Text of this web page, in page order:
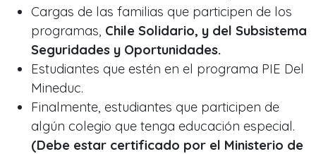
Cargas de las familias que participen de los
programas, Chile Solidario, y del Subsistema
Seguridades y Oportunidades.
Estudiantes que estén en el programa PIE Del
Mineduc.
Finalmente, estudiantes que participen de
algún colegio que tenga educación especial.
(Debe estar certificado por el Ministerio de